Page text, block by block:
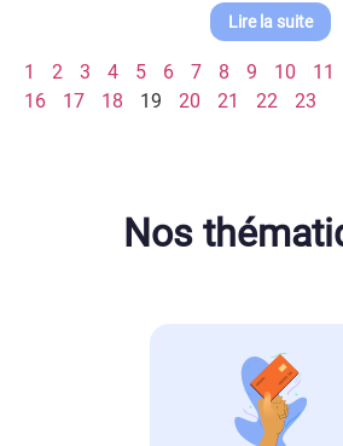
Lire la suite
1 2 3 4 5 6 7 8 9 10 11
16
17 18 19 20 21 22 23
Nos